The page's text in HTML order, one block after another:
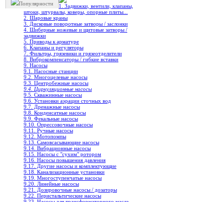
Популярности
1. Задвижки, вентили, клапаны,
штоки, штурвалы, коверы, опорные плиты...
2. Шаровые краны
3. Дисковые поворотные затворы / заслонки
4. Шиберные ножевые и щитовые затворы /
задвижки
5. Приводы к арматуре
6. Клапаны и регуляторы
7. Фильтры, грязевики и грязеотделители
8. Виброкомпенсаторы / гибкие вставки
9. Насосы
9.1. Насосные станции
9.2. Многоцелевые насосы
9.3. Центробежные насосы
9.4. Циркуляционные насосы
9.5. Скважинные насосы
9.6. Установки аэрации сточных вод
9.7. Дренажные насосы
9.8. Конденсатные насосы
9.9. Фекальные насосы
9.10. Опрессовочные насосы
9.11. Ручные насосы
9.12. Мотопомпы
9.13. Самовсасывающие насосы
9.14. Вибрационные насосы
9.15. Насосы с "сухим" ротором
9.16. Насосы повышения давления
9.17. Другие насосы и комплектующие
9.18. Канализационные установки
9.19. Многоступенчатые насосы
9.20. Линейные насосы
9.21. Дозировочные насосы / дозаторы
9.22. Перистальтические насосы